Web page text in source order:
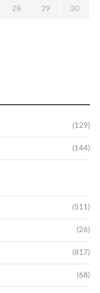
(129)
(144)
(511)
(26)
(817)
(68)
28 29 30